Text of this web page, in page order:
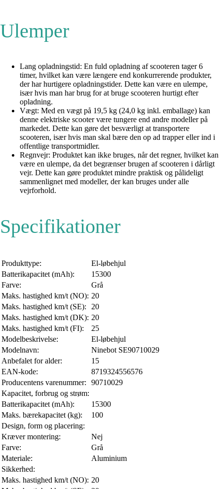
Ulemper
Lang opladningstid: En fuld opladning af scooteren tager 6
timer, hvilket kan være længere end konkurrerende produkter,
der har hurtigere opladningstider. Dette kan være en ulempe,
især hvis man har brug for at bruge scooteren hurtigt efter
opladning.
Vægt: Med en vægt på 19,5 kg (24,0 kg inkl. emballage) kan
denne elektriske scooter være tungere end andre modeller på
markedet. Dette kan gøre det besværligt at transportere
scooteren, især hvis man skal bære den op ad trapper eller ind i
offentlige transportmidler.
Regnvejr: Produktet kan ikke bruges, når det regner, hvilket kan
være en ulempe, da det begrænser brugen af scooteren i dårligt
vejr. Dette kan gøre produktet mindre praktisk og pålideligt
sammenlignet med modeller, der kan bruges under alle
vejrforhold.
Specifikationer
Produkttype:
El-løbehjul
Batterikapacitet (mAh):
15300
Farve:
Grå
Maks. hastighed km/t (NO): 20
Maks. hastighed km/t (SE):
20
Maks. hastighed km/t (DK): 20
Maks. hastighed km/t (FI):
25
Modelbeskrivelse:
El-løbehjul
Modelnavn:
Ninebot SE90710029
Anbefalet for alder:
15
EAN-kode:
8719324556576
Producentens varenummer:
90710029
Kapacitet, forbrug og strøm:
Batterikapacitet (mAh):
15300
Maks. bærekapacitet (kg):
100
Design, form og placering:
Kræver montering:
Nej
Farve:
Grå
Materiale:
Aluminium
Sikkerhed:
Maks. hastighed km/t (NO): 20